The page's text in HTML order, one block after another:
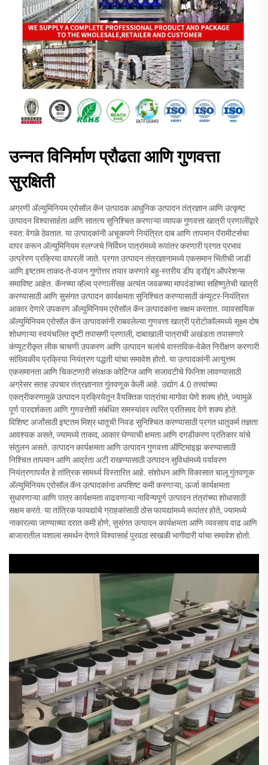
उन्नत विनिर्माण प्रौढता आणि गुणवत्ता
सुरक्षिती
अग्रणी अ‍ॅल्युमिनियम एरोसॉल कॅन उत्पादक आधुनिक उत्पादन तंत्रज्ञान आणि उत्कृष्ट
उत्पादन विश्वासार्हता आणि सातत्य सुनिश्चित करणाऱ्या व्यापक गुणवत्ता खात्री प्रणालींद्वारे
स्वत: वेगळे ठेवतात. या उत्पादकांनी अचूकपणे नियंत्रित दाब आणि तापमान पॅरामीटर्सचा
वापर करून अ‍ॅल्युमिनियम स्लग्जचे निर्विघ्न पात्रांमध्ये रूपांतर करणारी प्रगत प्रभाव
उत्प्रेरण प्रक्रिया वापरली जाते. प्रगत उत्पादन तंत्रज्ञानामध्ये एकसमान भिंतीची जाडी
आणि इष्टतम ताकद-ते-वजन गुणोत्तर तयार करणारे बहु-स्तरीय डीप ड्रॉइंग ऑपरेशन्स
समाविष्ट आहेत. कॅनच्या व्हॅल्व प्रणालींसह अत्यंत जवळच्या मापदंडांच्या सहिष्णुतेची खात्री
करण्यासाठी आणि सुसंगत उत्पादन कार्यक्षमता सुनिश्चित करण्यासाठी कंप्यूटर-नियंत्रित
आकार देणारे उपकरण अ‍ॅल्युमिनियम एरोसॉल कॅन उत्पादकांना सक्षम करतात. व्यावसायिक
अ‍ॅल्युमिनियम एरोसॉल कॅन उत्पादकांनी राबवलेल्या गुणवत्ता खात्री प्रोटोकॉलमध्ये सूक्ष्म दोष
शोधणाऱ्या स्वयंचलित दृष्टी तपासणी प्रणाली, दाबाखाली पात्राची अखंडता तपासणारे
कंप्यूटरीकृत लीक चाचणी उपकरण आणि उत्पादन चलांचे वास्तविक-वेळेत निरीक्षण करणारी
सांख्यिकीय प्रक्रिया नियंत्रण पद्धती यांचा समावेश होतो. या उत्पादकांनी अत्युत्तम
एकसमानता आणि चिकटणारी संरक्षक कोटिंग्ज आणि सजावटीचे फिनिश लावण्यासाठी
अग्रेसर सतह उपचार तंत्रज्ञानात गुंतवणूक केली आहे. उद्योग 4.0 तत्त्वांच्या
एकत्रीकरणामुळे उत्पादन प्रक्रियेतून वैयक्तिक पात्रांचा मागोवा घेणे शक्य होते, ज्यामुळे
पूर्ण पारदर्शकता आणि गुणवत्तेशी संबंधित समस्यांवर त्वरित प्रतिसाद देणे शक्य होते.
विशिष्ट अर्जांसाठी इष्टतम मिश्र धातूची निवड सुनिश्चित करण्यासाठी प्रगत धातुकर्म तज्ञता
आवश्यक असते, ज्यामध्ये ताकद, आकार घेण्याची क्षमता आणि दगडीकरण प्रतिकार यांचे
संतुलन असते. उत्पादन कार्यक्षमता आणि उत्पादन गुणवत्ता ऑप्टिमाइझ करण्यासाठी
निश्चित तापमान आणि आर्द्रता अटी राखण्यासाठी उत्पादन सुविधांमध्ये पर्यावरण
नियंत्रणापर्यंत हे तांत्रिक सामर्थ्य विस्तारित आहे. संशोधन आणि विकासात चालू गुंतवणूक
अ‍ॅल्युमिनियम एरोसॉल कॅन उत्पादकांना अपशिष्ट कमी करणाऱ्या, ऊर्जा कार्यक्षमता
सुधारणाऱ्या आणि पात्र कार्यक्षमता वाढवणाऱ्या नाविन्यपूर्ण उत्पादन तंत्रांच्या शोधासाठी
सक्षम करते. या तांत्रिक फायद्यांचे ग्राहकांसाठी ठोस फायद्यांमध्ये रूपांतर होते, ज्यामध्ये
नाकारल्या जाण्याच्या दरात कमी होणे, सुसंगत उत्पादन कार्यक्षमता आणि व्यवसाय वाढ आणि
बाजारातील यशाला समर्थन देणारे विश्वासार्ह पुरवठा साखळी भागीदारी यांचा समावेश होतो.